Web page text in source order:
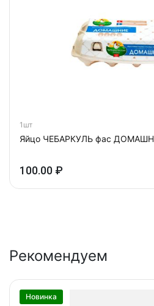
1шт
Яйцо ЧЕБАРКУЛЬ фас
100.00 ₽
Рекомендуем
Новинка